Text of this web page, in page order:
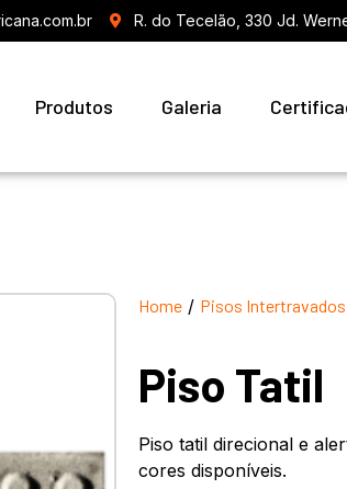
R. do Tecelão, 330 Jd.
Produtos Galeria
Home / Pisos Intertravados
Piso Tatil
Piso tatil direcional e
cores disponíveis.